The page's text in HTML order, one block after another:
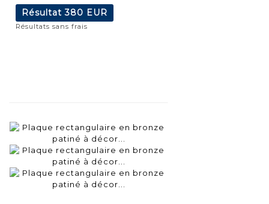
Résultat380 EUR
Résultats sans frais